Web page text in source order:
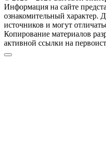
Информация на сайте
ознакомительный характер.
источников и могут
Копирование материалов
активной ссылки на